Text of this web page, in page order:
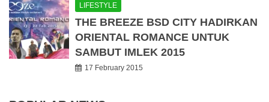
LIFESTYLE
THE BREEZE BSD CITY HADIRKAN
ORIENTAL ROMANCE UNTUK
SAMBUT IMLEK 2015
17 February 2015